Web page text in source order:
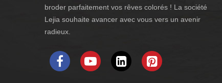
broder parfaitement vos rêves colorés ! La société
Lejia souhaite avancer avec vous vers un avenir
radieux.